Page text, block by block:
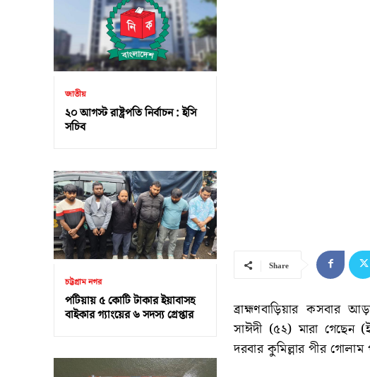
জাতীয়
২০ আগস্ট রাষ্ট্রপতি নির্বাচন : ইসি
সচিব
চট্টগ্রাম নগর
পটিয়ায় ৫ কোটি টাকার ইয়াবাসহ
বাইকার গ্যাংয়ের ৬ সদস্য গ্রেপ্তার
Share
ব্রাহ্মণবাড়িয়ার কসবার
সাঈদী (৫২) মারা গেছেন
দরবার কুমিল্লার পীর